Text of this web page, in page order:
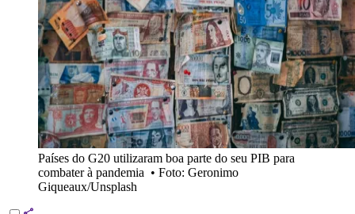
Países do G20 utilizaram boa parte do seu PIB para
combater à pandemia • Foto: Geronimo
Giqueaux/Unsplash